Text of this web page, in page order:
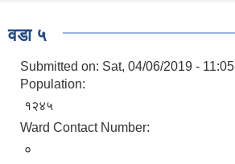
वडा ५
Submitted on: Sat, 04/06/2019 - 11:05
Population:
१२४५
Ward Contact Number:
०